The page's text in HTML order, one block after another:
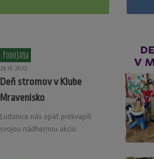
Podujatia
26.10.2022
Deň stromov v Klube
Mravenisko
Ludanice nás opäť prekvapili
svojou nádhernou akciu.